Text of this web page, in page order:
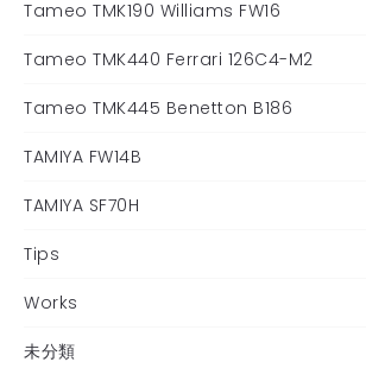
Tameo TMK190 Williams FW16
Tameo TMK440 Ferrari 126C4-M2
Tameo TMK445 Benetton B186
TAMIYA FW14B
TAMIYA SF70H
Tips
Works
未分類